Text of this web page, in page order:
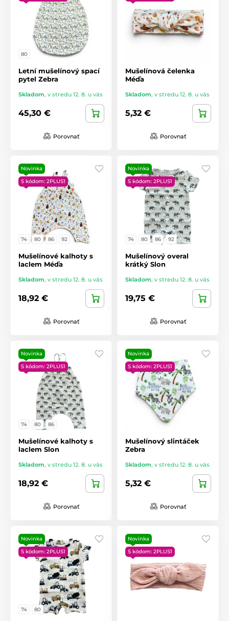
80
Letní mušelínový spací
pytel Zebra
Skladom, v stredu 12. 8. u vás
45,30 €
Porovnať
Mušelínová čelenka
Méďa
Skladom, v stredu 12. 8. u vás
5,32 €
Porovnať
Novinka
S kódom: 2PLUS1
74 80 86 92
Mušelínové kalhoty s
laclem Méďa
Skladom, v stredu 12. 8. u vás
18,92 €
Porovnať
Novinka
S kódom: 2PLUS1
74 80 86 92
Mušelínový overal
krátký Slon
Skladom, v stredu 12. 8. u vás
19,75 €
Porovnať
Novinka
S kódom: 2PLUS1
74 80 86
Mušelínové kalhoty s
laclem Slon
Skladom, v stredu 12. 8. u vás
18,92 €
Porovnať
Novinka
S kódom: 2PLUS1
Mušelínový slintáček
Zebra
Skladom, v stredu 12. 8. u vás
5,32 €
Porovnať
Novinka
S kódom: 2PLUS1
74 80
Novinka
S kódom: 2PLUS1